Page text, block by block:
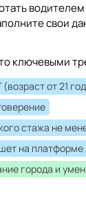
свои
ключевыми
от 21
стажа не
на платформе
города и